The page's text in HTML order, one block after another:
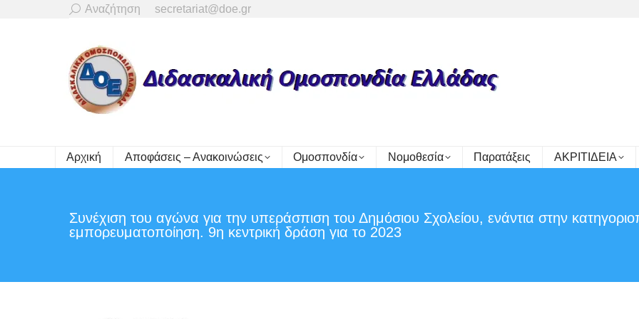
Search:
Αναζήτηση secretariat@doe.gr
Αρχική Αποφάσεις – Ανακοινώσεις Ομοσπονδία Νομοθεσία Παρατάξεις ΑΚΡΙΤΙΔΕΙΑ
Συνέχιση του αγώνα για την υπεράσπιση του Δημόσιου Σχολείου, ενάντια στην
εμπορευματοποίηση. 9η κεντρική δράση για το 2023